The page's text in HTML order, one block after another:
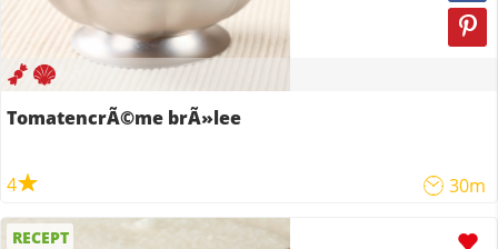
TomatencrÃ©me brÃ»lee
4 30m
RECEPT